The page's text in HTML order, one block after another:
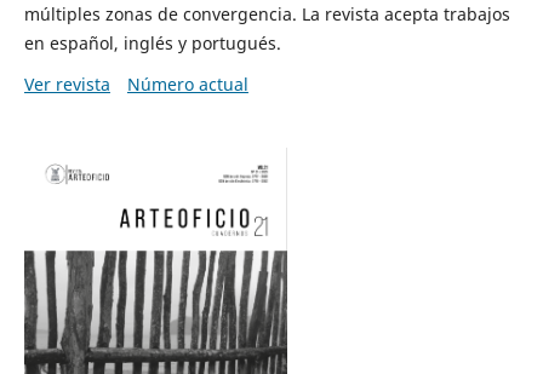
múltiples zonas de convergencia. La revista acepta trabajos
en español, inglés y portugués.
Ver revista
Número actual